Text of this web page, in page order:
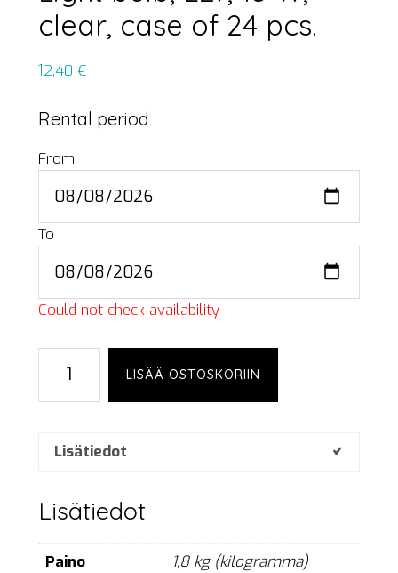
clear, case of 24 pcs.
12,40 €
Rental period
From
To
Could not check availability
E27,
of
pcs.
LISÄÄ OSTOSKORIIN
Lisätiedot
Lisätiedot
Paino
1,8 kg (kilogramma)